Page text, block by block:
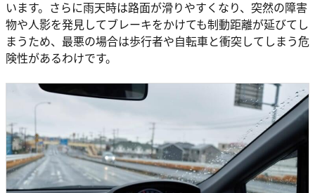
います。さらに雨天時は路面が滑りやすくなり、突然の障害
物や人影を発見してブレーキをかけても制動距離が延びてし
まうため、最悪の場合は歩行者や自転車と衝突してしまう危
険性があるわけです。